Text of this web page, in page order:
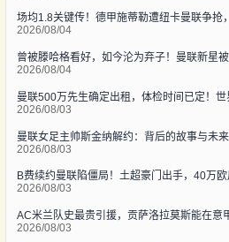
场均1.8关键传！德甲施蒂勒遭纽卡曼联争抢
2026/08/04
曾被滕哈格看好，如今沦为弃子！曼联新星
2026/08/04
曼联500万先生确定出租，体检时间已定！
2026/08/03
曼联女足主帅斯金纳解约：背后的故事与未
2026/08/03
B费续约曼联陷僵局！土超豪门出手，40万
2026/08/03
AC米兰队史最贵引援，贡萨洛拉莫斯能在意
2026/08/03